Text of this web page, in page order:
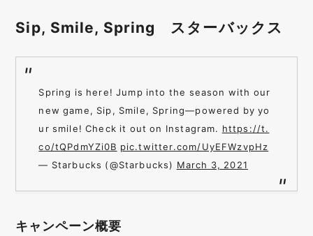
Sip, Smile, Spring スターバックス
Spring is here! Jump into the season with our
new game, Sip, Smile, Spring—powered by yo
ur smile! Check it out on Instagram. https://t.
co/tQPdmYZi0B pic.twitter.com/UyEFWzvpHz
— Starbucks (@Starbucks) March 3, 2021
キャンペーン概要